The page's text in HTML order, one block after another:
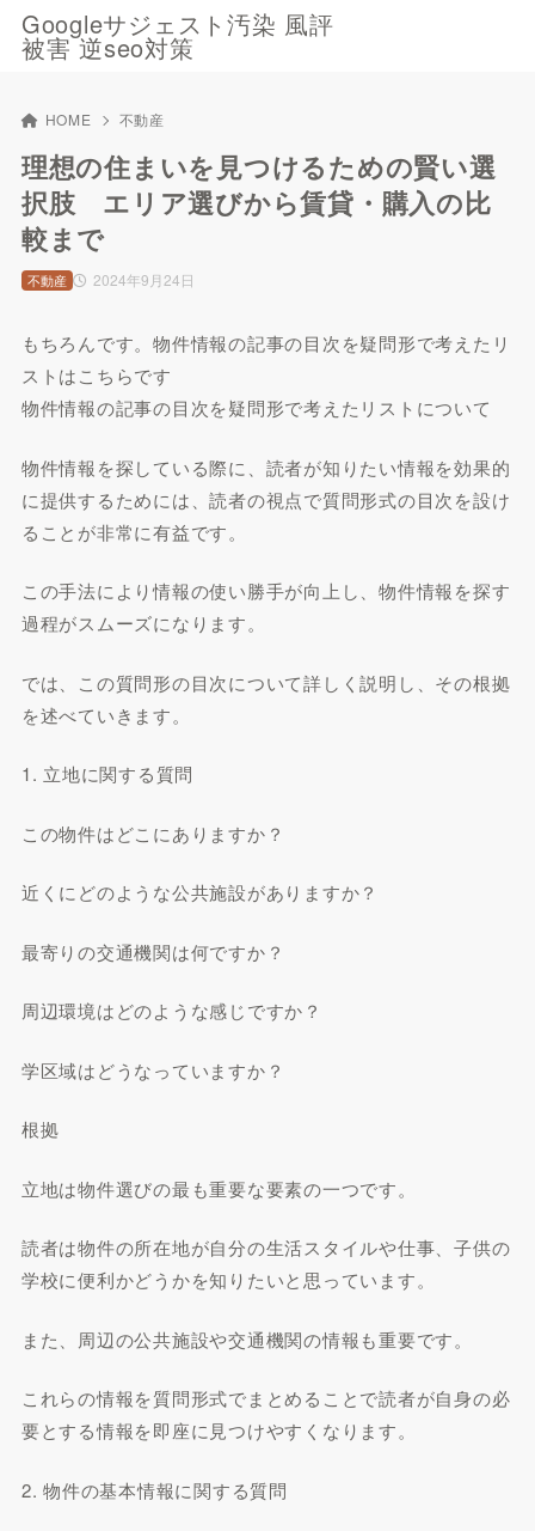
Googleサジェスト汚染 風評
被害 逆seo対策
HOME 不動産
理想の住まいを見つけるための賢い選
択肢 エリア選びから賃貸・購入の比
較まで
2024年9月24日
不動産
もちろんです。物件情報の記事の目次を疑問形で考えたリ
ストはこちらです
物件情報の記事の目次を疑問形で考えたリストについて
物件情報を探している際に、読者が知りたい情報を効果的
に提供するためには、読者の視点で質問形式の目次を設け
ることが非常に有益です。
この手法により情報の使い勝手が向上し、物件情報を探す
過程がスムーズになります。
では、この質問形の目次について詳しく説明し、その根拠
を述べていきます。
1. 立地に関する質問
この物件はどこにありますか？
近くにどのような公共施設がありますか？
最寄りの交通機関は何ですか？
周辺環境はどのような感じですか？
学区域はどうなっていますか？
根拠
立地は物件選びの最も重要な要素の一つです。
読者は物件の所在地が自分の生活スタイルや仕事、子供の
学校に便利かどうかを知りたいと思っています。
また、周辺の公共施設や交通機関の情報も重要です。
これらの情報を質問形式でまとめることで読者が自身の必
要とする情報を即座に見つけやすくなります。
2. 物件の基本情報に関する質問